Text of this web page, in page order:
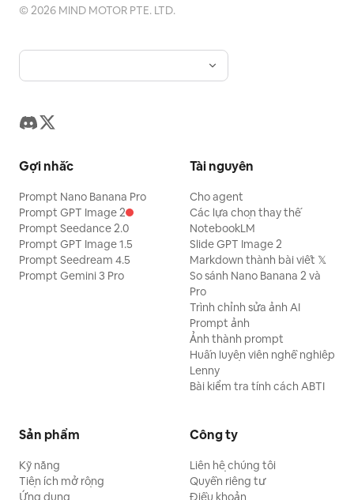
©2026 MIND MOTOR PTE. LTD.
Gợi nhắc
Prompt Nano Banana Pro
Prompt GPT Image 2
Prompt Seedance 2.0
Prompt GPT Image 1.5
Prompt Seedream 4.5
Prompt Gemini 3 Pro
Tài nguyên
Cho agent
Các lựa chọn thay thế
NotebookLM
Slide GPT Image 2
Markdown thành bài viết 𝕏
So sánh Nano Banana 2 và
Pro
Trình chỉnh sửa ảnh AI
Prompt ảnh
Ảnh thành prompt
Huấn luyện viên nghề nghiệp
Lenny
Bài kiểm tra tính cách ABTI
Sản phẩm
Kỹ năng
Tiện ích mở rộng
Ứng dụng
Công ty
Liên hệ chúng tôi
Quyền riêng tư
Điều khoản